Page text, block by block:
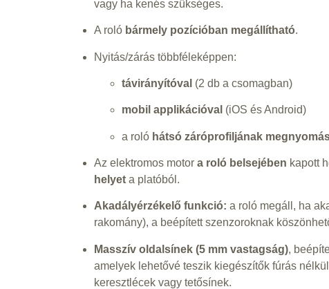
vagy ha kenés szükséges.
A roló bármely pozícióban megállítható.
Nyitás/zárás többféleképpen:
távirányítóval (2 db a csomagban)
mobil applikációval (iOS és Android)
a roló hátsó záróprofiljának
Az elektromos motor a roló belsejében kapott
helyet a platóból.
Akadályérzékelő funkció: a roló megáll, ha
rakomány), a beépített szenzoroknak
Masszív oldalsínek (5 mm vastagság),
amelyek lehetővé teszik kiegészítők fúrás
keresztlécek vagy tetősínek.